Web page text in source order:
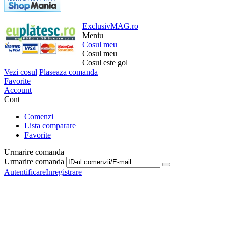
ExclusivMAG.ro
Meniu
Cosul meu
Cosul meu
Cosul este gol
Vezi cosul Plaseaza comanda
Favorite
Account
Cont
Comenzi
Lista comparare
Favorite
Urmarire comanda
Urmarire comanda
AutentificareInregistrare